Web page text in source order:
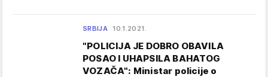
SRBIJA 10.1.2021.
"POLICIJA JE DOBRO OBAVILA
POSAO I UHAPSILA BAHATOG
VOZAČA": Ministar policije o